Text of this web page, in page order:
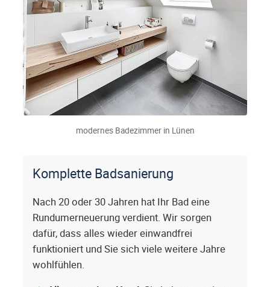
modernes Badezimmer in Lünen
Komplette Badsanierung
Nach 20 oder 30 Jahren hat Ihr Bad eine
Rundumerneuerung verdient. Wir sorgen
dafür, dass alles wieder einwandfrei
funktioniert und Sie sich viele weitere Jahre
wohlfühlen.